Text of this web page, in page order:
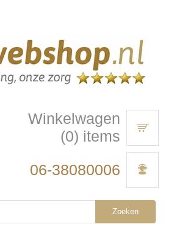
Winkelwagen
(0) items
06-38080006
Zoeken